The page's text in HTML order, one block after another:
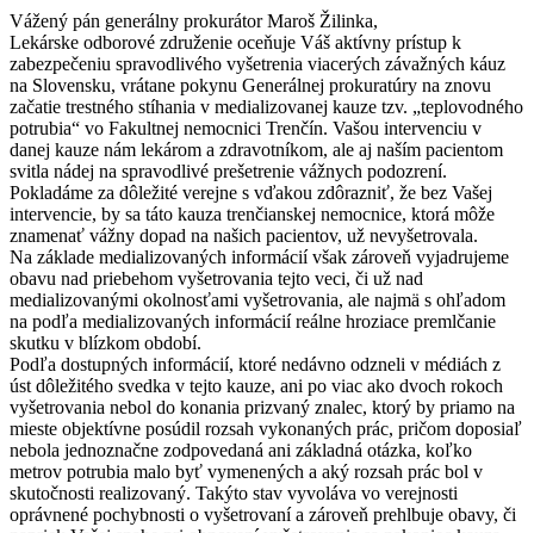
Vážený pán generálny prokurátor Maroš Žilinka,
Lekárske odborové združenie oceňuje Váš aktívny prístup k
zabezpečeniu spravodlivého vyšetrenia viacerých závažných káuz
na Slovensku, vrátane pokynu Generálnej prokuratúry na znovu
začatie trestného stíhania v medializovanej kauze tzv. „teplovodného
potrubia“ vo Fakultnej nemocnici Trenčín. Vašou intervenciu v
danej kauze nám lekárom a zdravotníkom, ale aj naším pacientom
svitla nádej na spravodlivé prešetrenie vážnych podozrení.
Pokladáme za dôležité verejne s vďakou zdôrazniť, že bez Vašej
intervencie, by sa táto kauza trenčianskej nemocnice, ktorá môže
znamenať vážny dopad na našich pacientov, už nevyšetrovala.
Na základe medializovaných informácií však zároveň vyjadrujeme
obavu nad priebehom vyšetrovania tejto veci, či už nad
medializovanými okolnosťami vyšetrovania, ale najmä s ohľadom
na podľa medializovaných informácií reálne hroziace premlčanie
skutku v blízkom období.
Podľa dostupných informácií, ktoré nedávno odzneli v médiách z
úst dôležitého svedka v tejto kauze, ani po viac ako dvoch rokoch
vyšetrovania nebol do konania prizvaný znalec, ktorý by priamo na
mieste objektívne posúdil rozsah vykonaných prác, pričom doposiaľ
nebola jednoznačne zodpovedaná ani základná otázka, koľko
metrov potrubia malo byť vymenených a aký rozsah prác bol v
skutočnosti realizovaný. Takýto stav vyvoláva vo verejnosti
oprávnené pochybnosti o vyšetrovaní a zároveň prehlbuje obavy, či